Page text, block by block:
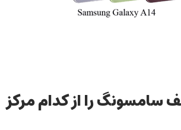
سامسونگ را از کدام مرکز